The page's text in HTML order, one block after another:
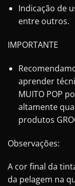
Indicação de
entre outros.
IMPORTANTE
aprender
MUITO POP
altamente
produtos
Observações:
A cor final da
da pelagem na